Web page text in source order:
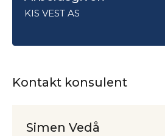
KIS VEST AS
Kontakt konsulent
Simen Vedå